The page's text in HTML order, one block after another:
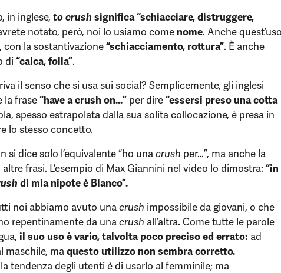
in inglese, to crush significa “schiacciare, distruggere,
notato, però, noi lo usiamo come nome. Anche quest’uso
con la sostantivazione“schiacciamento, rottura”. È anche
di“calca, folla”.
il senso che si usa sui social? Semplicemente, gli inglesi
la frase“have a crush on…” per dire“essersi preso una cotta
spesso estrapolata dalla sua solita collocazione, è presa in
lo stesso concetto.
si dice solo l’equivalente “ho unacrush per…”, ma anche la
frasi. L’esempio di Max Giannini nel video lo dimostra: “in
di mia nipote è Blanco”.
noi abbiamo avuto unacrush impossibile da giovani, o che
repentinamente da unacrush all’altra. Come tutte le parole
il suo uso è vario, talvolta poco preciso ed errato: ad
maschile, maquesto utilizzo non sembra corretto.
tendenza degli utenti è di usarlo al femminile; ma